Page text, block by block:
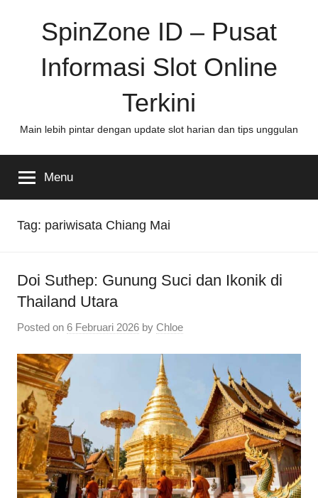
SpinZone ID – Pusat
Informasi Slot Online
Terkini
Main lebih pintar dengan update slot harian dan tips unggulan
Menu
Tag: pariwisata Chiang Mai
Doi Suthep: Gunung Suci dan Ikonik di
Thailand Utara
Posted on 6 Februari 2026 by Chloe